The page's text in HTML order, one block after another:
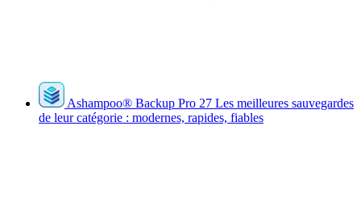
Ashampoo® Backup Pro 27 Les meilleures sauvegardes
de leur catégorie : modernes, rapides, fiables